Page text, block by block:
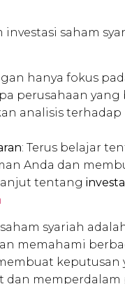
saham
hanya fokus
perusahaan yang
analisis
: Terus belajar
Anda dan
tentang
syariah
memahami
memperdalam